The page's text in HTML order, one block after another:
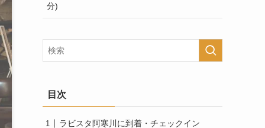
分)
目次
ラビスタ阿寒川に到着・チェックイン